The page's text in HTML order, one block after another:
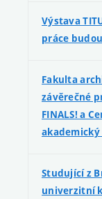
Výstava
práce
Fakulta
závěrečné
FINALS! a
akademický
Studující z
univerzitní